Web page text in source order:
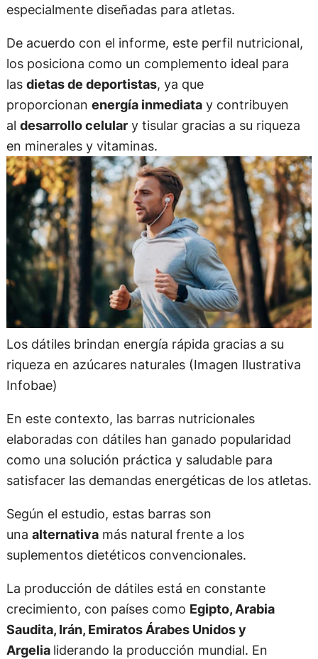
especialmente diseñadas para atletas.
De acuerdo con el informe, este perfil nutricional,
los posiciona como un complemento ideal para
las dietas de deportistas, ya que
proporcionan energía inmediatay contribuyen
al desarrollo celulary tisular gracias a su riqueza
en minerales y vitaminas.
Los dátiles brindan energía rápida gracias a su
riqueza en azúcares naturales (Imagen Ilustrativa
Infobae)
En este contexto, las barras nutricionales
elaboradas con dátiles han ganado popularidad
como una solución práctica y saludable para
satisfacer las demandas energéticas de los atletas.
Según el estudio, estas barras son
una alternativamás natural frente a los
suplementos dietéticos convencionales.
La producción de dátiles está en constante
crecimiento, con países como Egipto, Arabia
Saudita, Irán, Emiratos Árabes Unidos y
Argelia liderando la producción mundial. En